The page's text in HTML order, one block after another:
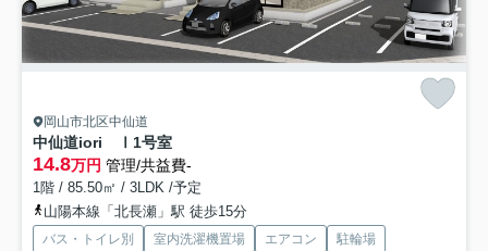
岡山市北区中仙道
中仙道iori Ⅰ 1号室
14.8万円 管理/共益費-
1階 / 85.50㎡ / 3LDK /予定
山陽本線「北長瀬」駅 徒歩15分
バス・トイレ別 室内洗濯機置場 エアコン
駐輪場